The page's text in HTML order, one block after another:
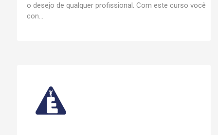
o desejo de qualquer profissional. Com este curso você
con...